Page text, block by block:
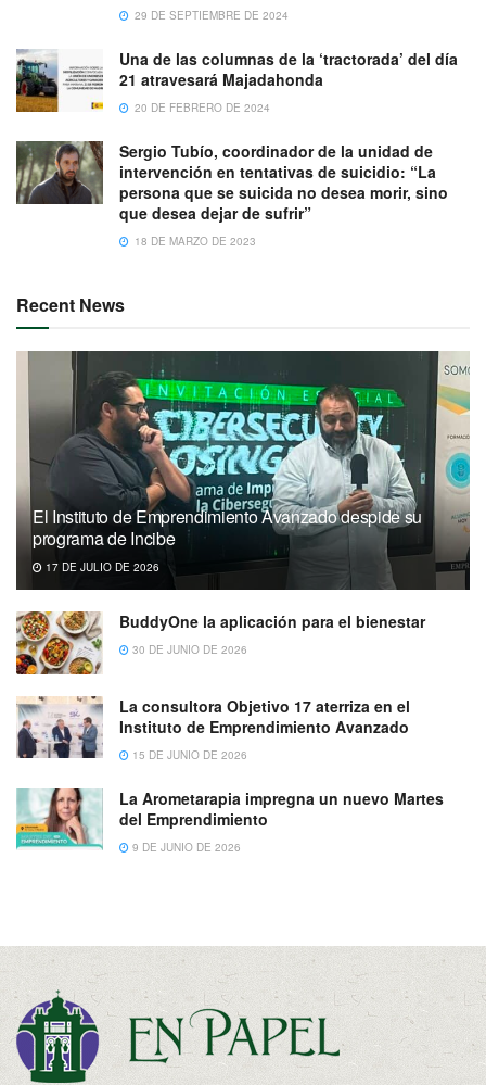
29 DE SEPTIEMBRE DE 2024
Una de las columnas de la ‘tractorada’ del día
21 atravesará Majadahonda
20 DE FEBRERO DE 2024
Sergio Tubío, coordinador de la unidad de
intervención en tentativas de suicidio: “La
persona que se suicida no desea morir, sino
que desea dejar de sufrir”
18 DE MARZO DE 2023
Recent News
El Instituto de Emprendimiento Avanzado despide su
programa de Incibe
17 DE JULIO DE 2026
BuddyOne la aplicación para el bienestar
30 DE JUNIO DE 2026
La consultora Objetivo 17 aterriza en el
Instituto de Emprendimiento Avanzado
15 DE JUNIO DE 2026
La Arometarapia impregna un nuevo Martes
del Emprendimiento
9 DE JUNIO DE 2026